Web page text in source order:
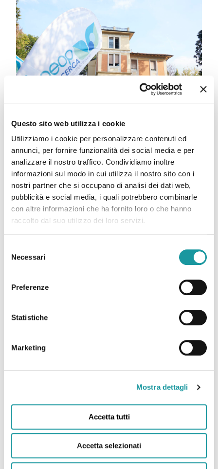
Questo sito web utilizza i cookie
Utilizziamo i cookie per personalizzare contenuti ed
annunci, per fornire funzionalità dei social media e per
analizzare il nostro traffico. Condividiamo inoltre
informazioni sul modo in cui utilizza il nostro sito con i
nostri partner che si occupano di analisi dei dati web,
pubblicità e social media, i quali potrebbero combinarle
con altre informazioni che ha fornito loro o che hanno
raccolto dal suo utilizzo dei loro servizi.
delNecessari
Preferenze
Statistiche
Marketing
Mostra dettagli
Accetta tutti
Accetta selezionati
Festa in Casa Siepelunga 2026
Leggi tutto